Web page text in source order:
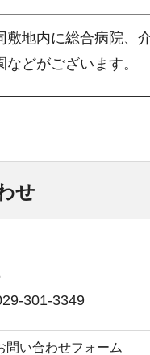
敷地内に総合病院、
どがございます。
せ
301-3349
問い合わせフォーム